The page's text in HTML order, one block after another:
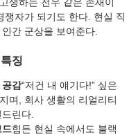
쟁자가 되기도 한다. 현실 직
간 군상을 보여준다.
징
공감“저건 내 얘기다!” 싶은
며, 회사 생활의 리얼리티
린다.
드힘든 현실 속에서도 블랙